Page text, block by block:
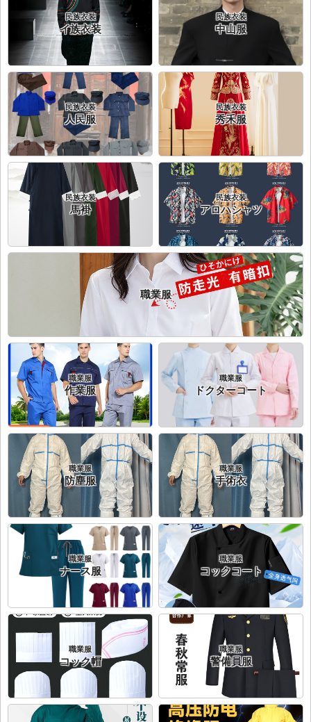
民族衣装
イ族衣装
民族衣装
中山服
民族衣装
人民服
民族衣装
秀禾服
民族衣装
馬褂
民族衣装
アロハシャツ
職業服
職業服
作業服
職業服
ドクターコート
職業服
防塵服
職業服
手術衣
職業服
ナース服
職業服
コックコート
職業服
コック帽
職業服
警備員服